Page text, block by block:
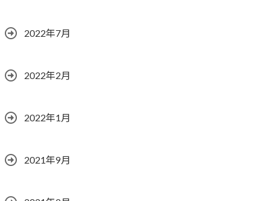
2022年7月
2022年2月
2022年1月
2021年9月